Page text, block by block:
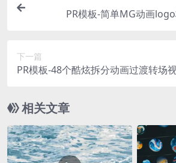
PR模板-简单MG动画
下一篇
PR模板-48个酷炫拆分动画过渡转场
相关文章